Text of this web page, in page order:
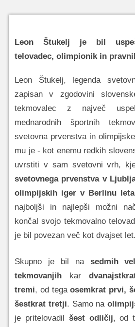
Leon Štukelj je bil
telovadec, olimpionik in
Leon Štukelj, legenda
zapisan v zgodovini
tekmovalec z največ
mednarodnih športnih
svetovna prvenstva in
mu je - kot enemu redkih
uvrstiti v sam svetovni vrh,
svetovnega prvenstva v
olimpijskih iger v Berlinu leta
najboljši in najlepši možni
končal svojo tekmovalno
je bil povezan več kot dvajset let.
Skupno je bil na sedmih
tekmovanjih kar
tremi, od tegaosemkrat prvi,
šestkrat tretji. Samo na
je pritelovadil šest odličij, od